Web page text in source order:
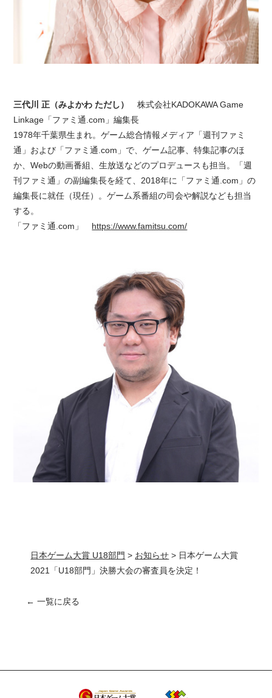
三代川 正（みよかわ ただし）
株式会社KADOKAWA Game
Linkage「ファミ通.com」編集長
1978年千葉県生まれ。ゲーム総合情報メディア「週刊ファミ
通」および「ファミ通.com」で、ゲーム記事、特集記事のほ
か、Webの動画番組、生放送などのプロデュースも担当。「週
刊ファミ通」の副編集長を経て、2018年に「ファミ通.com」の
編集長に就任（現任）。ゲーム系番組の司会や解説なども担当
する。
「ファミ通.com」 https://www.famitsu.com/
日本ゲーム大賞 U18部門 > お知らせ > 日本ゲーム大賞
2021「U18部門」決勝大会の審査員を決定！
← 一覧に戻る